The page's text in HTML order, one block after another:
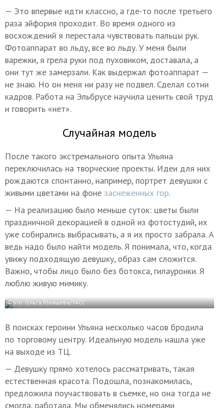
— Это впервые идти классно, а где-то после третьего
раза эйфория проходит. Во время одного из
восхождений я перестала чувствовать пальцы рук.
Фотоаппарат во льду, все во льду. У меня были
варежки, я грела руки под пуховиком, доставала, а
они тут же замерзали. Как выдержал фотоаппарат —
не знаю. Но он меня ни разу не подвел. Сделал сотни
кадров. Работа на Эльбрусе научила ценить свой труд
и говорить «нет».
Случайная модель
После такого экстремального опыта Ульяна
переключилась на творческие проекты. Идеи для них
рождаются спонтанно, например, портрет девушки с
живыми цветами на фоне заснеженных гор.
— На реализацию было меньше суток: цветы были
праздничной декорацией в одной из фотостудий, их
уже собирались выбрасывать, а я их просто забрала. А
ведь надо было найти модель. Я понимала, что, когда
увижу подходящую девушку, образ сам сложится.
Важно, чтобы лицо было без ботокса, гилауронки. Я
люблю живую мимику.
Фото: Ольга Юнашева/ТАСС
В поисках героини Ульяна несколько часов бродила
по торговому центру. Идеальную модель нашла уже
на выходе из ТЦ.
— Девушку прямо хотелось рассматривать, такая
естественная красота. Подошла, познакомилась,
предложила поучаствовать в съемке, но она тогда не
смогла, работала. Мы обменялись номерами